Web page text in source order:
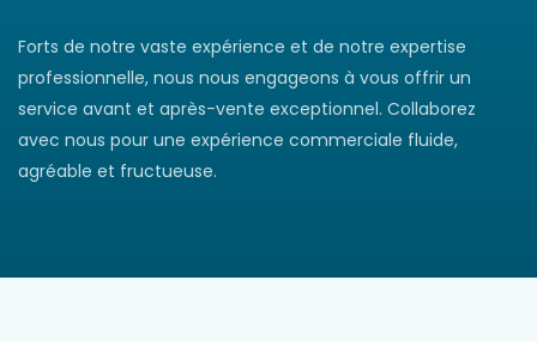
Forts de notre vaste expérience et de notre expertise
professionnelle, nous nous engageons à vous offrir un
service avant et après-vente exceptionnel. Collaborez
avec nous pour une expérience commerciale fluide,
agréable et fructueuse.